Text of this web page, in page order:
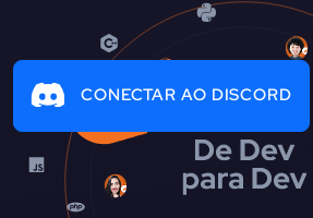
CONECTAR AO DISCORD